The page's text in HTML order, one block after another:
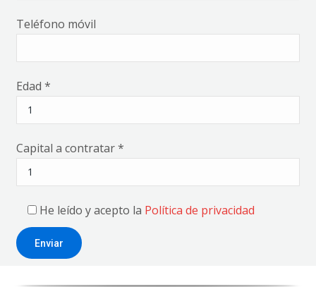
Teléfono móvil
Edad *
Capital a contratar *
He leído y acepto la Política de privacidad